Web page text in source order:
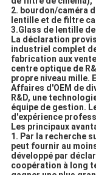
2. bourdon/caméra
lentille et de filtre
3.Glass de lentille
La déclaration
industriel complet
fabrication aux
centre optique de
propre niveau mille.
Affaires d'OEM de
R&D, une
équipe de gestion.
d'expérience
Les principaux
1. Par la recherche
peut fournir au
développé par
coopération à long